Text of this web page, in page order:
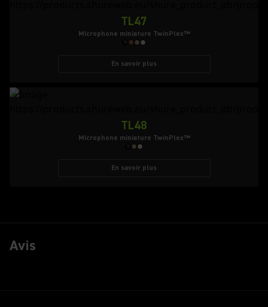
TL47
Microphone miniature TwinPlex™
En savoir plus
TL48
Microphone miniature TwinPlex™
En savoir plus
Avis